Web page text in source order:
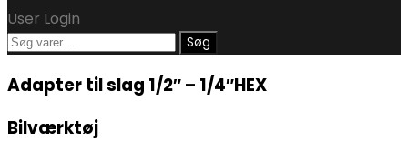
User Login
Søg
Søg
Adapter til slag 1/2″ – 1/4″HEX
Bilværktøj